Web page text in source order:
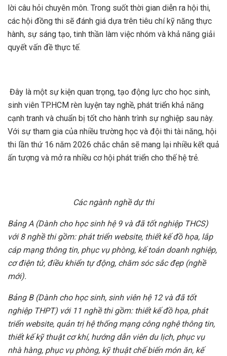
lời câu hỏi chuyên môn. Trong suốt thời gian diễn ra hội thi,
các hội đồng thi sẽ đánh giá dựa trên tiêu chí kỹ năng thực
hành, sự sáng tạo, tinh thần làm việc nhóm và khả năng giải
quyết vấn đề thực tế.
Đây là một sự kiện quan trọng, tạo động lực cho học sinh,
sinh viên TP.HCM rèn luyện tay nghề, phát triển khả năng
cạnh tranh và chuẩn bị tốt cho hành trình sự nghiệp sau này.
Với sự tham gia của nhiều trường học và đội thi tài năng, hội
thi lần thứ 16 năm 2026 chắc chắn sẽ mang lại nhiều kết quả
ấn tượng và mở ra nhiều cơ hội phát triển cho thế hệ trẻ.
Các ngành nghề dự thi
Bảng A (Dành cho học sinh hệ 9 và đã tốt nghiệp THCS)
với 8 nghề thi gồm: phát triển website, thiết kế đồ họa, lắp
cáp mạng thông tin, phục vụ phòng, kế toán doanh nghiệp,
cơ điện tử, điều khiển tự động, chăm sóc sắc đẹp (nghề
mới).
Bảng B (Dành cho học sinh, sinh viên hệ 12 và đã tốt
nghiệp THPT) với 11 nghề thi gồm: thiết kế đồ họa, phát
triển website, quản trị hệ thống mạng công nghệ thông tin,
thiết kế kỹ thuật cơ khí, hướng dẫn viên du lịch, phục vụ
nhà hàng, phục vụ phòng, kỹ thuật chế biến món ăn, kế